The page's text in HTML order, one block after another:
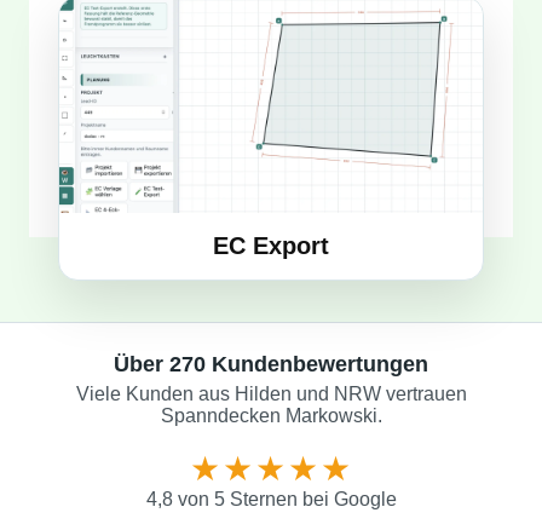
EC Export
Über 270 Kundenbewertungen
Viele Kunden aus Hilden und NRW vertrauen
Spanndecken Markowski.
★★★★★
4,8 von 5 Sternen bei Google